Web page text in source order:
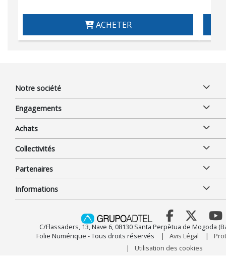
ACHETER
Notre société
Engagements
Achats
Collectivités
Partenaires
Informations
C/Flassaders, 13, Nave 6, 08130 Santa Perpètua de Mogoda
Folie Numérique - Tous droits réservés
Avis Légal
Utilisation des cookies